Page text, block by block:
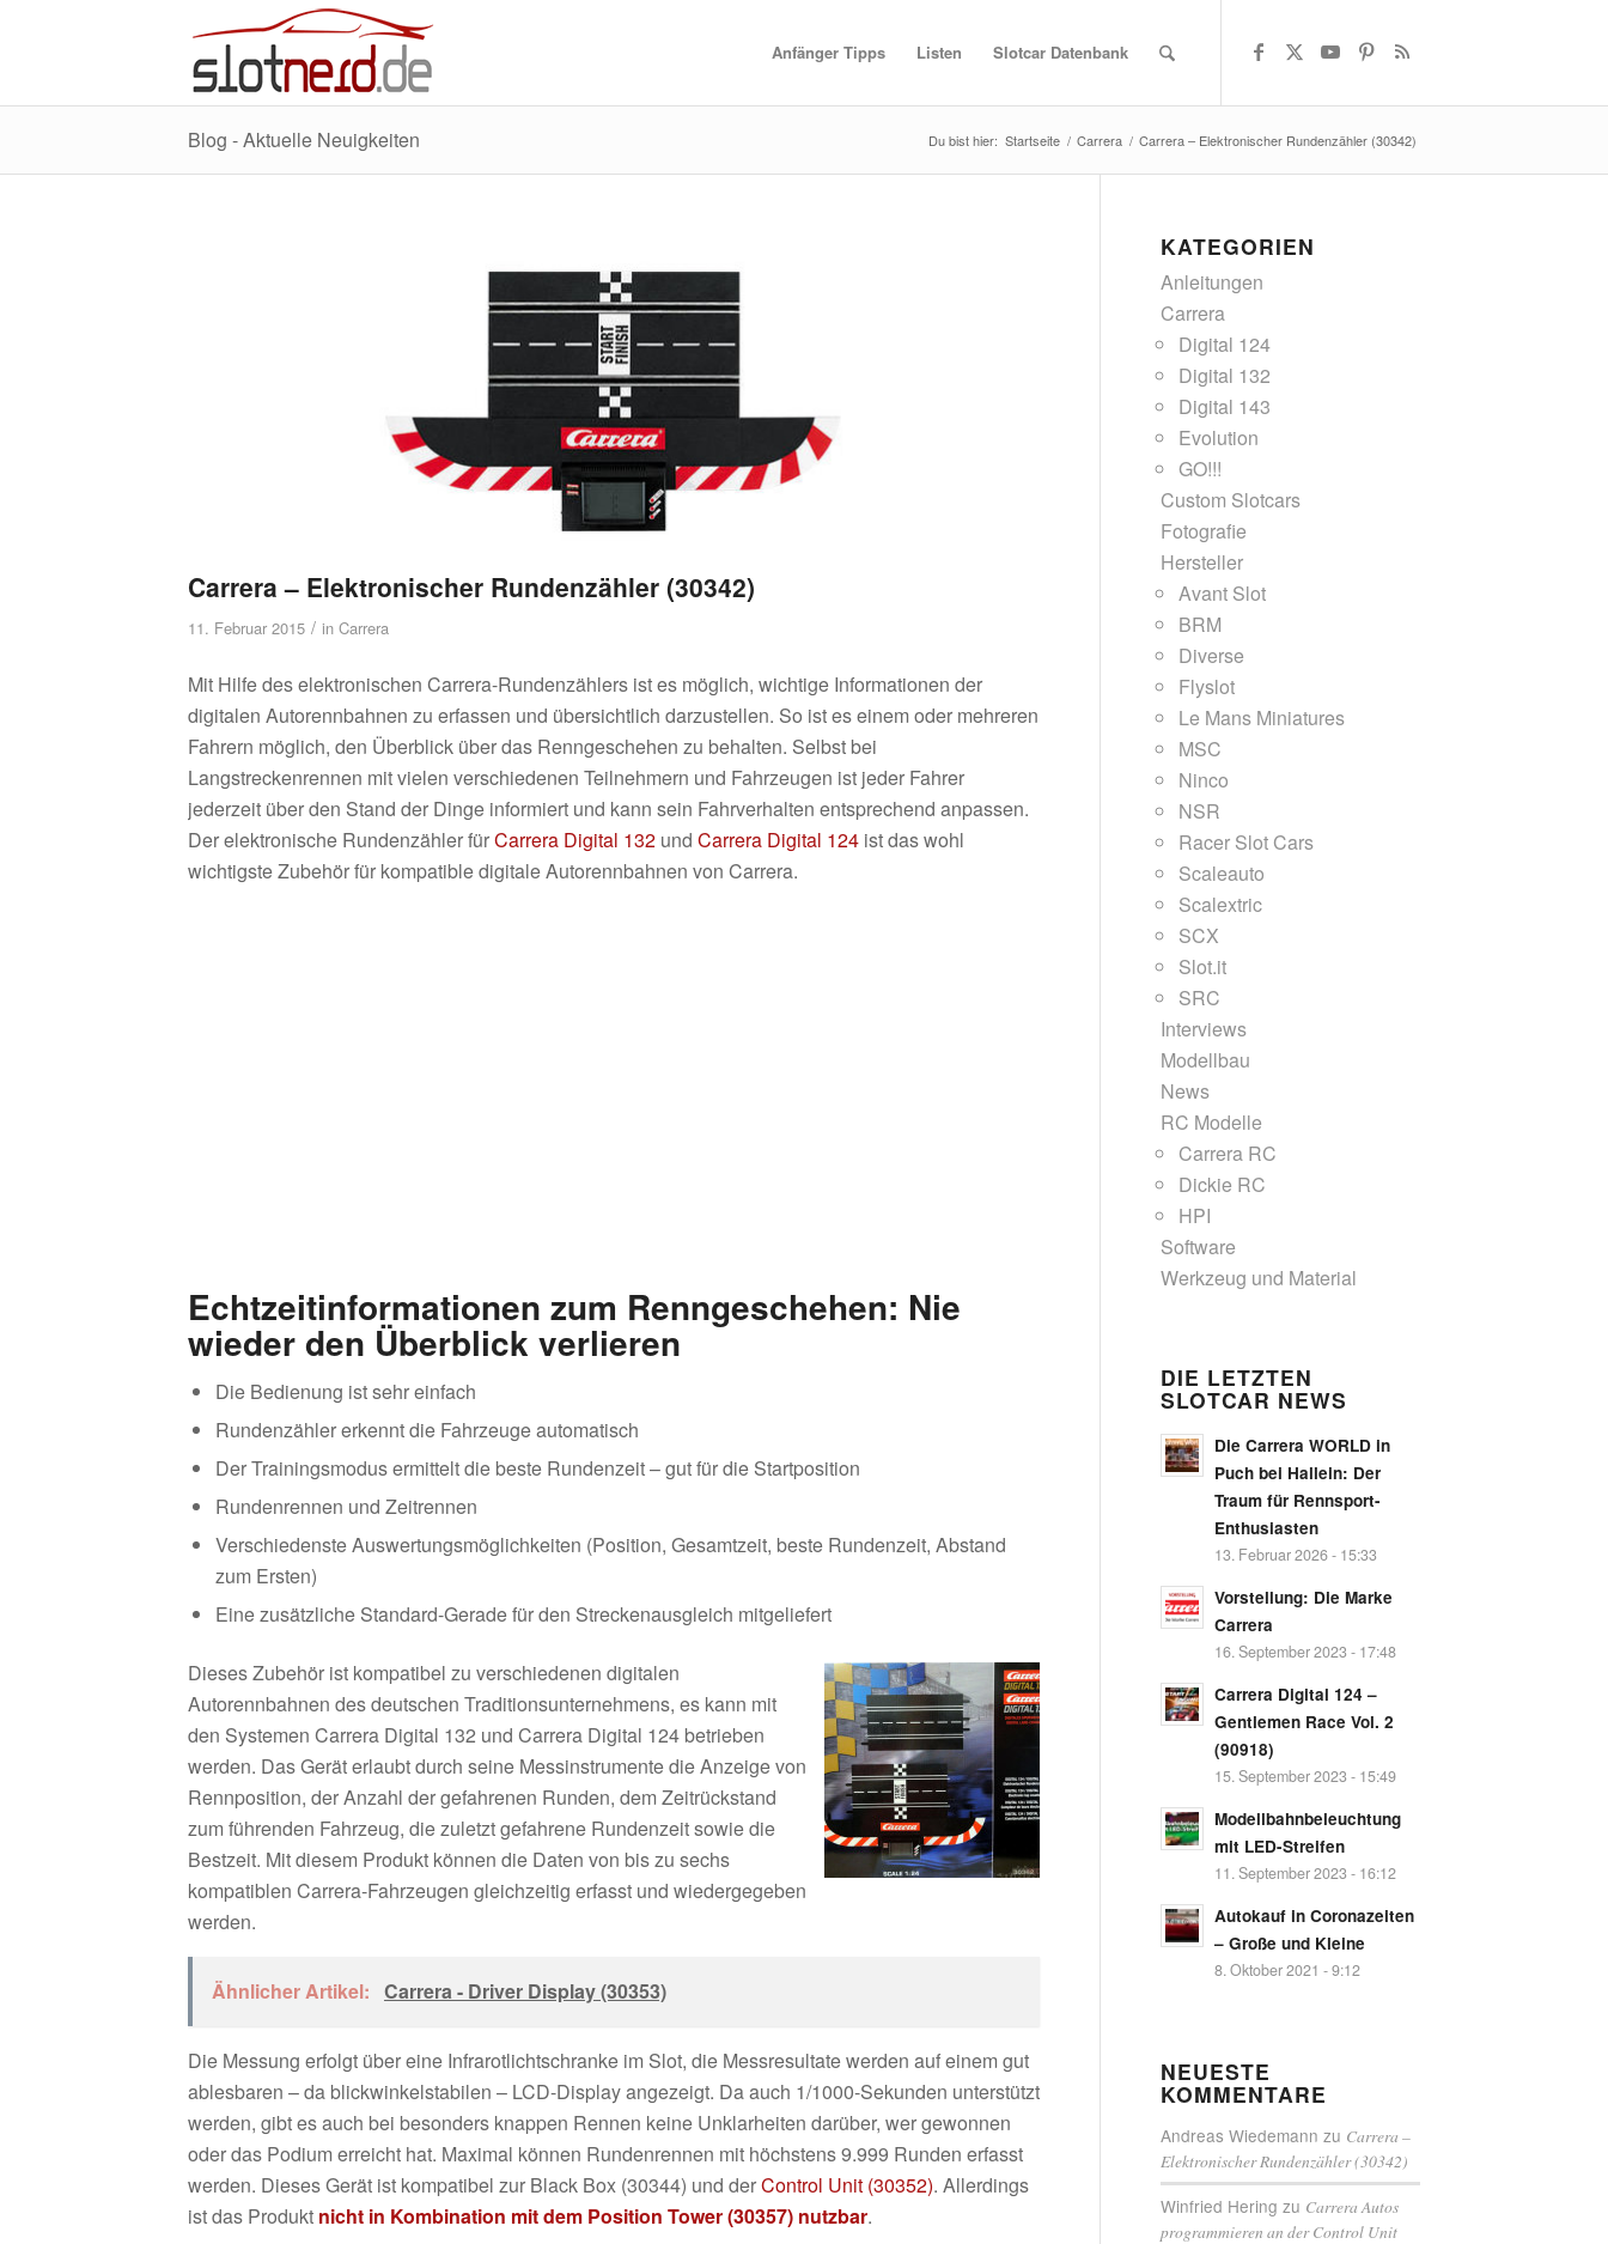
Anfänger Tipps Listen Slotcar Datenbank
Blog - Aktuelle Neuigkeiten Du bist hier: Startseite / Carrera / Carrera – Elektronischer Rundenzähler (30342)
Carrera – Elektronischer Rundenzähler (30342)
11. Februar 2015 / in Carrera
Mit Hilfe des elektronischen Carrera-Rundenzählers ist es möglich, wichtige Informationen der
digitalen Autorennbahnen zu erfassen und übersichtlich darzustellen. So ist es einem oder mehreren
Fahrern möglich, den Überblick über das Renngeschehen zu behalten. Selbst bei
Langstreckenrennen mit vielen verschiedenen Teilnehmern und Fahrzeugen ist jeder Fahrer
jederzeit über den Stand der Dinge informiert und kann sein Fahrverhalten entsprechend anpassen.
Der elektronische Rundenzähler fürCarrera Digital 132 und Carrera Digital 124 ist das wohl
wichtigste Zubehör für kompatible digitale Autorennbahnen von Carrera.
Echtzeitinformationen zum Renngeschehen: Nie
wieder den Überblick verlieren
Die Bedienung ist sehr einfach
Rundenzähler erkennt die Fahrzeuge automatisch
Der Trainingsmodus ermittelt die beste Rundenzeit – gut für die Startposition
Rundenrennen und Zeitrennen
Verschiedenste Auswertungsmöglichkeiten (Position, Gesamtzeit, beste Rundenzeit, Abstand
zum Ersten)
Eine zusätzliche Standard-Gerade für den Streckenausgleich mitgeliefert
Dieses Zubehör ist kompatibel zu verschiedenen digitalen
Autorennbahnen des deutschen Traditionsunternehmens, es kann mit
den Systemen Carrera Digital 132 und Carrera Digital 124 betrieben
werden. Das Gerät erlaubt durch seine Messinstrumente die Anzeige von
Rennposition, der Anzahl der gefahrenen Runden, dem Zeitrückstand
zum führenden Fahrzeug, die zuletzt gefahrene Rundenzeit sowie die
Bestzeit. Mit diesem Produkt können die Daten von bis zu sechs
kompatiblen Carrera-Fahrzeugen gleichzeitig erfasst und wiedergegeben
werden.
Ähnlicher Artikel: Carrera - Driver Display (30353)
Die Messung erfolgt über eine Infrarotlichtschranke im Slot, die Messresultate werden auf einem gut
ablesbaren – da blickwinkelstabilen – LCD-Display angezeigt. Da auch 1/1000-Sekunden unterstützt
werden, gibt es auch bei besonders knappen Rennen keine Unklarheiten darüber, wer gewonnen
oder das Podium erreicht hat. Maximal können Rundenrennen mit höchstens 9.999 Runden erfasst
werden. Dieses Gerät ist kompatibel zur Black Box (30344) und derControl Unit (30352). Allerdings
ist das Produkt nicht in Kombination mit dem Position Tower (30357) nutzbar.
KATEGORIEN
Anleitungen
Carrera
Digital 124
Digital 132
Digital 143
Evolution
GO!!!
Custom Slotcars
Fotografie
Hersteller
Avant Slot
BRM
Diverse
Flyslot
Le Mans Miniatures
MSC
Ninco
NSR
Racer Slot Cars
Scaleauto
Scalextric
SCX
Slot.it
SRC
Interviews
Modellbau
News
RC Modelle
Carrera RC
Dickie RC
HPI
Software
Werkzeug und Material
DIE LETZTEN
SLOTCAR NEWS
Die Carrera WORLD in
Puch bei Hallein: Der
Traum für Rennsport-
Enthusiasten
13. Februar 2026 - 15:33
Vorstellung: Die Marke
Carrera
16. September 2023 - 17:48
Carrera Digital 124 –
Gentlemen Race Vol. 2
(90918)
15. September 2023 - 15:49
Modellbahnbeleuchtung
mit LED-Streifen
11. September 2023 - 16:12
Autokauf in Coronazeiten
– Große und Kleine
8. Oktober 2021 - 9:12
NEUESTE
KOMMENTARE
Andreas Wiedemann zu Carrera –
Elektronischer Rundenzähler (30342)
Winfried Hering zu Carrera Autos
programmieren an der Control Unit